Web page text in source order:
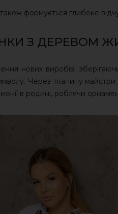
формується глибоке
З ДЕРЕВОМ
нових виробів,
Через тканину
в родині, роблячи